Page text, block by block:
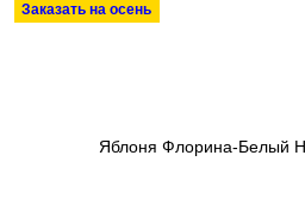
Заказать на осень